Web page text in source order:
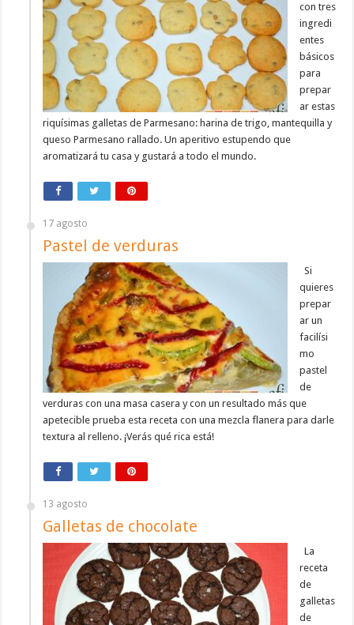
con tres
ingredi
entes
básicos
para
prepar
ar estas
riquísimas galletas de Parmesano: harina de trigo, mantequilla y
queso Parmesano rallado. Un aperitivo estupendo que
aromatizará tu casa y gustará a todo el mundo.
17 agosto
Pastel de verduras
Si
quieres
prepar
ar un
facilísi
mo
pastel
de
verduras con una masa casera y con un resultado más que
apetecible prueba esta receta con una mezcla flanera para darle
textura al relleno. ¡Verás qué rica está!
13 agosto
Galletas de chocolate
La
receta
de
galletas
de